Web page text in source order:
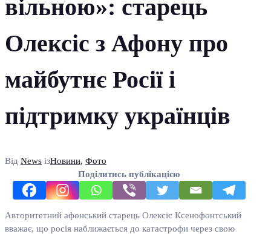
вільною»: старець
Олексіс з Афону про
майбутнє Росії і
підтримку українців
Від News ізНовини, Фото
Поділитись публікацією
Авторитетний афонський старець Олексіс Ксенофонтський
вважає, що росія наближається до катастрофи через свою